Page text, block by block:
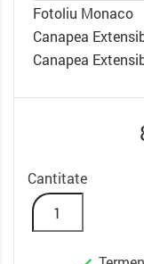
Fotoliu Monaco
Canapea
Canapea
Cantitate